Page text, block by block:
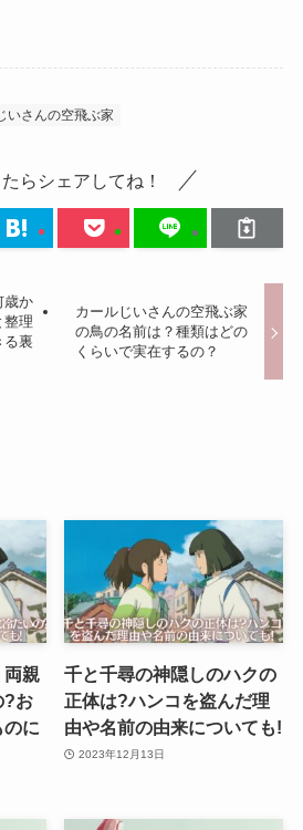
いさんの空飛ぶ家
らシェアしてね！
歳か
整理
る裏
カールじいさんの空飛ぶ家
の鳥の名前は？種類はどの
くらいで実在するの？
両親
?お
に
千と千尋の神隠しのハクの
正体は?ハンコを盗んだ理
由や名前の由来についても!
2023年12月13日